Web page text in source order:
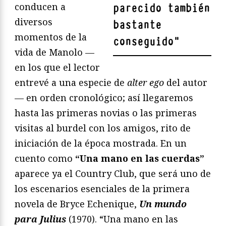
parecido también
bastante
conseguido"
conducen a
diversos
momentos de la
vida de Manolo —
en los que el lector
entrevé a una especie de alter ego del autor
— en orden cronológico; así llegaremos
hasta las primeras novias o las primeras
visitas al burdel con los amigos, rito de
iniciación de la época mostrada. En un
cuento como “Una mano en las cuerdas”
aparece ya el Country Club, que será uno de
los escenarios esenciales de la primera
novela de Bryce Echenique, Un mundo
para Julius (1970). “Una mano en las